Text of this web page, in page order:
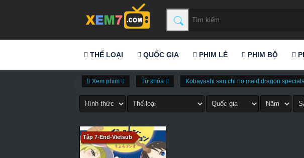
THỂ LOẠI QUỐC GIA PHIM LẺ PHIM BỘ
Xem phim Từ khóa Kobayashi san chi no maid dragon specials
Tập 7-End-Vietsub